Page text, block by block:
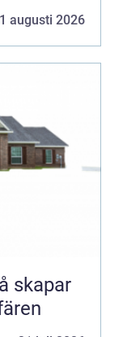
augusti 2026